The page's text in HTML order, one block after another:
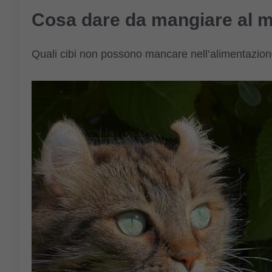
Cosa dare da mangiare al
Quali cibi non possono mancare